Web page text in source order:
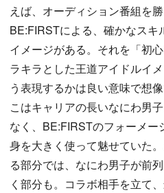
えば、オーディション番組を
BE:FIRSTによる、確かなスキ
イメージがある。それを「初
ラキラとした王道アイドルイ
う表現するかは良い意味で想
こはキャリアの長いなにわ男
なく、BE:FIRSTのフォーメー
身を大きく使って魅せていた
る部分では、なにわ男子が前
く部分も。コラボ相手を立て